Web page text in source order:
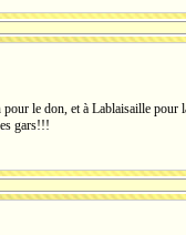
pour le don, et à Lablaisaille pour
gars!!!